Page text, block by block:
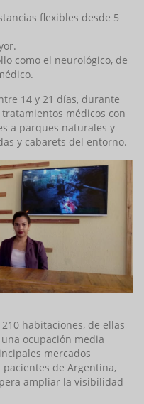
flexibles desde 5
como el neurológico, de
14 y 21 días, durante
médicos con
a parques naturales y
y cabarets del entorno.
habitaciones, de ellas
ocupación media
mercados
de Argentina,
ampliar la visibilidad